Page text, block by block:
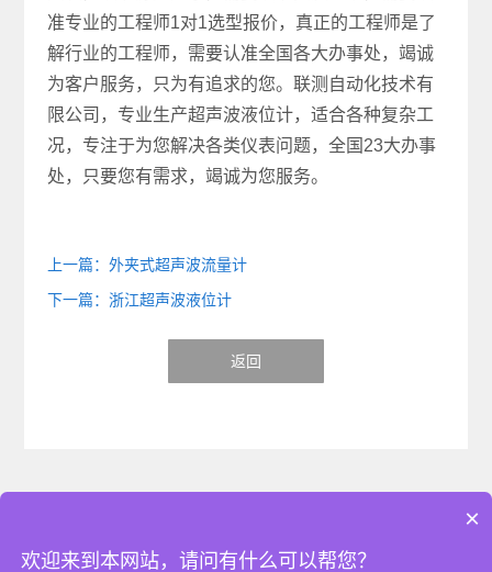
准专业的工程师1对1选型报价，真正的工程师是了
解行业的工程师，需要认准全国各大办事处，竭诚
为客户服务，只为有追求的您。联测自动化技术有
限公司，专业生产超声波液位计，适合各种复杂工
况，专注于为您解决各类仪表问题，全国23大办事
处，只要您有需求，竭诚为您服务。
上一篇：外夹式超声波流量计
下一篇：浙江超声波液位计
返回
×
欢迎来到本网站，请问有什么可以帮您？